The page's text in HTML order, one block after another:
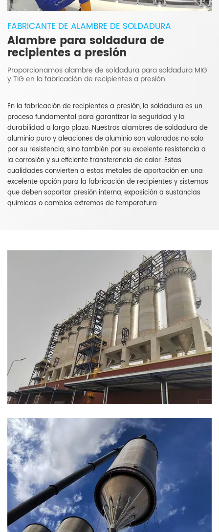
FABRICANTE DE ALAMBRE DE SOLDADURA
Alambre para soldadura de
recipientes a presión
Proporcionamos alambre de soldadura para soldadura MIG
y TIG en la fabricación de recipientes a presión.
En la fabricación de recipientes a presión, la soldadura es un
proceso fundamental para garantizar la seguridad y la
durabilidad a largo plazo. Nuestros alambres de soldadura de
aluminio puro y aleaciones de aluminio son valorados no solo
por su resistencia, sino también por su excelente resistencia a
la corrosión y su eficiente transferencia de calor. Estas
cualidades convierten a estos metales de aportación en una
excelente opción para la fabricación de recipientes y sistemas
que deben soportar presión interna, exposición a sustancias
químicas o cambios extremos de temperatura.